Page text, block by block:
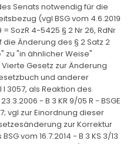
Senats notwendig für die
(vgl BSG vom 4.6.2019
= SozR 4-5425 § 2 Nr 26, RdNr
die Änderung des § 2 Satz 2
zu "in ähnlicher Weise"
Gesetz zur Änderung
und anderer
I 3057, als Reaktion des
- B 3 KR 9/05 R - BSGE
vgl zur Einordnung dieser
zur Korrektur
vom 16.7.2014 - B 3 KS 3/13